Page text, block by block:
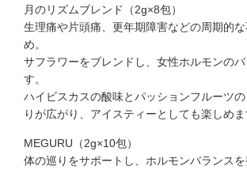
月のリズムブレンド（2g×8包）
生理痛や片頭痛、更年期障害などの周期的
め。
サフラワーをブレンドし、女性ホルモンの
す。
ハイビスカスの酸味とパッションフルーツ
りが広がり、アイスティーとしても楽しめま
MEGURU（2g×10包）
体の巡りをサポートし、ホルモンバランスを